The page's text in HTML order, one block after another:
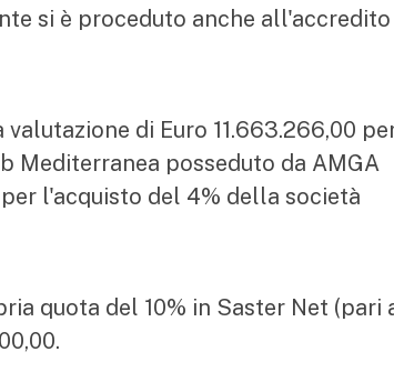
si è proceduto anche all'accredito
di Euro 11.663.266,00
Mediterranea posseduto da AMGA
l'acquisto del 4% della società
quota del 10% in Saster Net (pari